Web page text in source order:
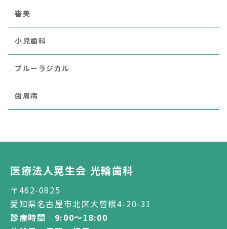
審美
小児歯科
ブルーラジカル
歯周病
医療法人晃生会 光輪歯科
〒462-0825
愛知県名古屋市北区大曽根4-20-31
診療時間 9:00～18:00